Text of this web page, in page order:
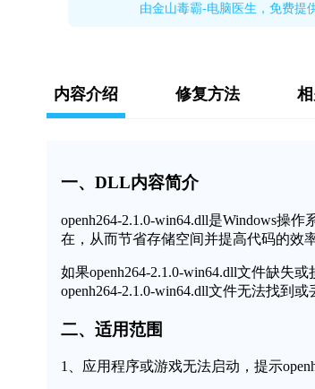
由金山毒霸-电脑医生，免费提
内容介绍 修复方法
一、DLL内容简介
openh264-2.1.0-win64.dll是Windows操
在，从而节省存储空间并提高代码的效率
如果openh264-2.1.0-win64.dll文件缺失
openh264-2.1.0-win64.dll文件无法找到
二、适用范围
1、应用程序或游戏无法启动，提示